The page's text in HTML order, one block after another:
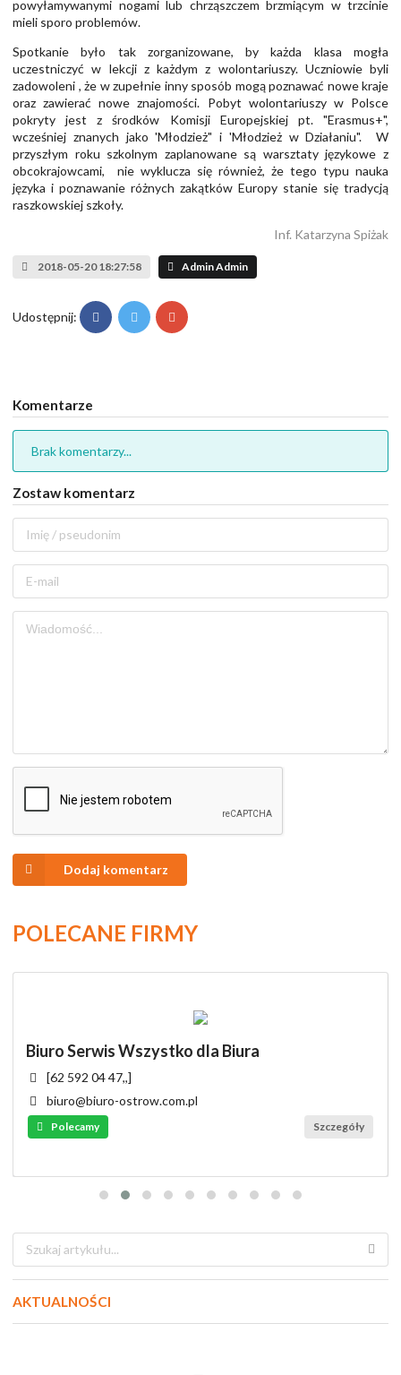
powyłamywanymi nogami lub chrząszczem brzmiącym w trzcinie
mieli sporo problemów.
Spotkanie było tak zorganizowane, by każda klasa mogła
uczestniczyć w lekcji z każdym z wolontariuszy. Uczniowie byli
zadowoleni , że w zupełnie inny sposób mogą poznawać nowe kraje
oraz zawierać nowe znajomości. Pobyt wolontariuszy w Polsce
pokryty jest z środków Komisji Europejskiej pt. "Erasmus+",
wcześniej znanych jako 'Młodzież" i 'Młodzież w Działaniu". W
przyszłym roku szkolnym zaplanowane są warsztaty językowe z
obcokrajowcami, nie wyklucza się również, że tego typu nauka
języka i poznawanie różnych zakątków Europy stanie się tradycją
raszkowskiej szkoły.
Inf. Katarzyna Spiżak
2018-05-20 18:27:58 Admin Admin
Udostępnij:
Komentarze
Brak komentarzy...
Zostaw komentarz
Dodaj komentarz
POLECANE FIRMY
Biuro Serwis Wszystko dla Biura
[62 592 04 47,,]
biuro@biuro-ostrow.com.pl
Polecamy Szczegóły
AKTUALNOŚCI